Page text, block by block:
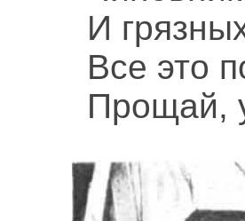
И
Все это
Прощай,